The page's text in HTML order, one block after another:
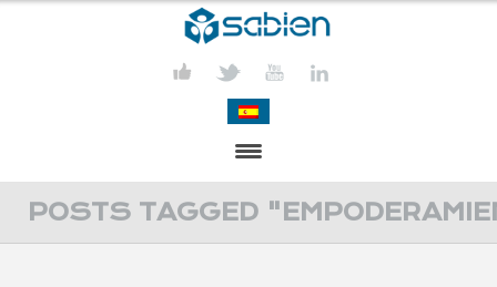
PRESENTATION
POSTS TAGGED